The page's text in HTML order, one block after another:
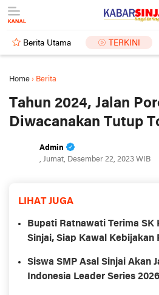
Berita Utama TERKINI
Home › Berita
Tahun 2024, Jalan
Diwacanakan Tutup
Admin
, Jumat, Desember 22, 2023 WIB
LIHAT JUGA
Bupati Ratnawati Terima SK
Sinjai, Siap Kawal Kebijakan
Siswa SMP Asal Sinjai Akan
Indonesia Leader Series 2026